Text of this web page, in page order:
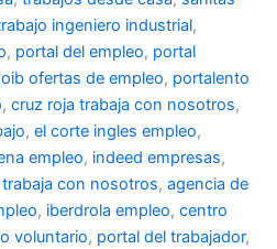
ingeniero industrial,
, portal del empleo, portal
ofertas de empleo, portalento
, cruz roja trabaja con nosotros,
, el corte ingles empleo,
empleo, indeed empresas,
con nosotros, agencia de
, iberdrola empleo, centro
voluntario, portal del trabajador,